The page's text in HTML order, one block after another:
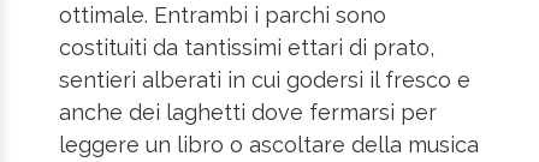
ottimale. Entrambi i parchi sono
costituiti da tantissimi ettari di prato,
sentieri alberati in cui godersi il fresco e
anche dei laghetti dove fermarsi per
leggere un libro o ascoltare della musica